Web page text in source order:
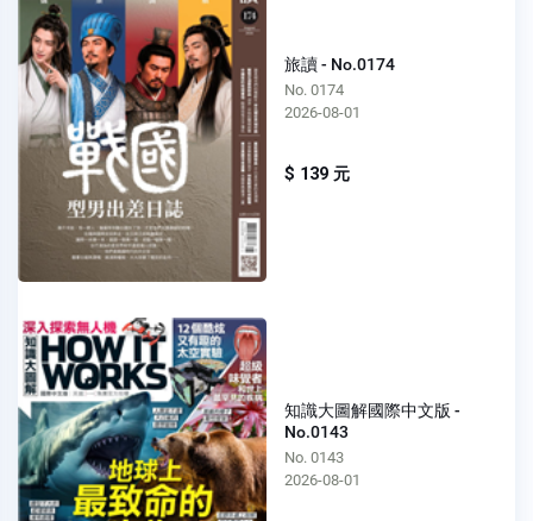
旅讀 - No.0174
No. 0174
2026-08-01
$ 139 元
知識大圖解國際中文版 -
No.0143
No. 0143
2026-08-01